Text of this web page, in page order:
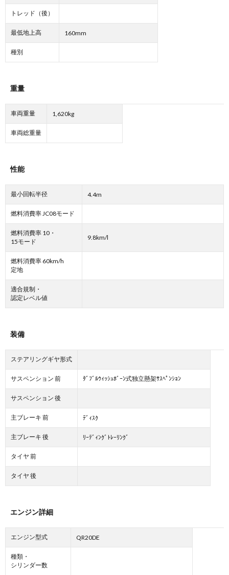
トレッド（後）
最低地上高 160mm
種別
重量
車両重量 1,620kg
車両総重量
性能
最小回転半径 4.4m
燃料消費率 JC08モード
燃料消費率 10・
15モード
9.8km/l
燃料消費率 60km/h
定地
適合規制・
認定レベル値
装備
ステアリングギヤ形式
サスペンション 前 ﾀﾞﾌﾞﾙｳｨｯｼｭﾎﾞｰﾝ式独立懸架ｻｽﾍﾟﾝｼｮﾝ
サスペンション 後
主ブレーキ 前 ﾃﾞｨｽｸ
主ブレーキ 後 ﾘｰﾃﾞｨﾝｸﾞﾄﾚｰﾘﾝｸﾞ
タイヤ 前
タイヤ 後
エンジン詳細
エンジン型式 QR20DE
種類・
シリンダー数